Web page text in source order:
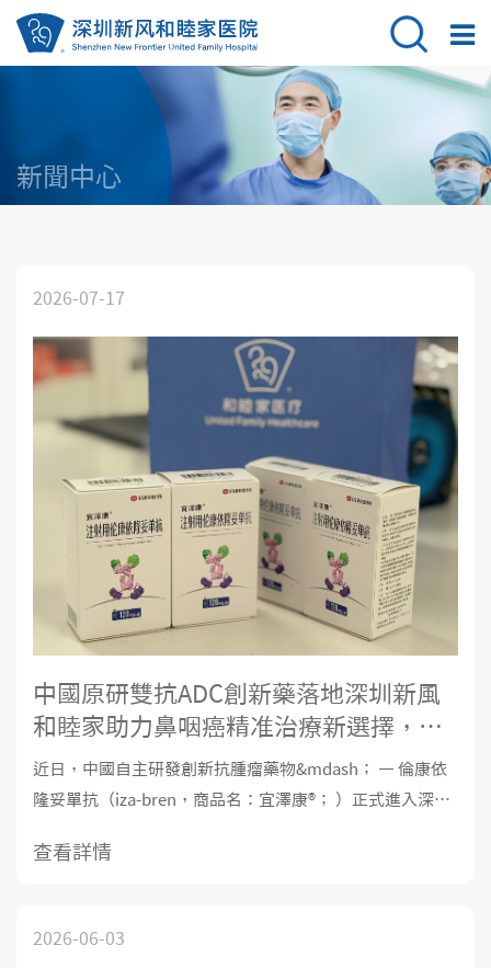
新聞中心
2026-07-17
中國原研雙抗ADC創新藥落地深圳新風
和睦家助力鼻咽癌精准治療新選擇，惠
及粵港澳大灣區患者
近日，中國自主研發創新抗腫瘤藥物&mdash； — 倫康依
隆妥單抗（iza-bren，商品名：宜澤康®； ）正式進入深圳
著中國原研抗腫瘤創新成果進一步轉化為臨床治療選擇，
查看詳情
2026-06-03